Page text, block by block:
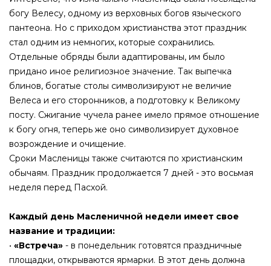
богу Велесу, одному из верховных богов языческого
пантеона. Но с приходом христианства этот праздник
стал одним из немногих, которые сохранились.
Отдельные обряды были адаптированы, им было
придано иное религиозное значение. Так выпечка
блинов, богатые столы символизируют не величие
Велеса и его сторонников, а подготовку к Великому
посту. Сжигание чучела ранее имело прямое отношение
к богу огня, теперь же оно символизирует духовное
возрождение и очищение.
Сроки Масленицы также считаются по христианским
обычаям. Праздник продолжается 7 дней - это восьмая
неделя перед Пасхой.
Каждый день Масленичной недели имеет свое
название и традиции:
• «Встреча» - в понедельник готовятся праздничные
площадки, открываются ярмарки. В этот день должна